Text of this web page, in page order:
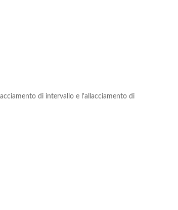
di intervallo e l'allacciamento di